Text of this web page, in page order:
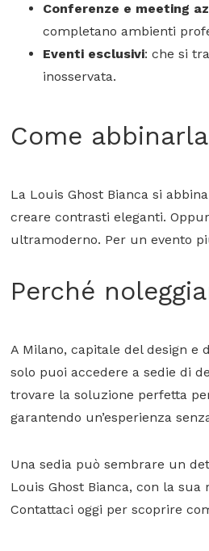
Conferenze e meeting
completano ambienti
Eventi esclusivi: che si
inosservata.
Come
La Louis Ghost Bianca si
creare contrasti eleganti.
ultramoderno. Per un evento
Perché
A Milano, capitale del design e
solo puoi accedere a sedie di
trovare la soluzione perfetta
garantendo un’esperienza
Una sedia può sembrare un
Louis Ghost Bianca, con la
Contattaci oggi per scoprire